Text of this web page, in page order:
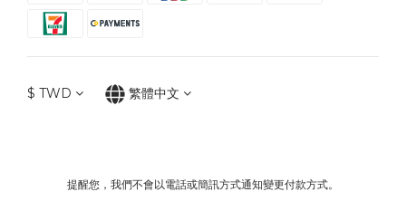
$ TWD 繁體中文
提醒您，我們不會以電話或簡訊方式通知變更付款方式。